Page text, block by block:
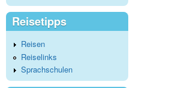
Reisetipps
Reisen
Reiselinks
Sprachschulen